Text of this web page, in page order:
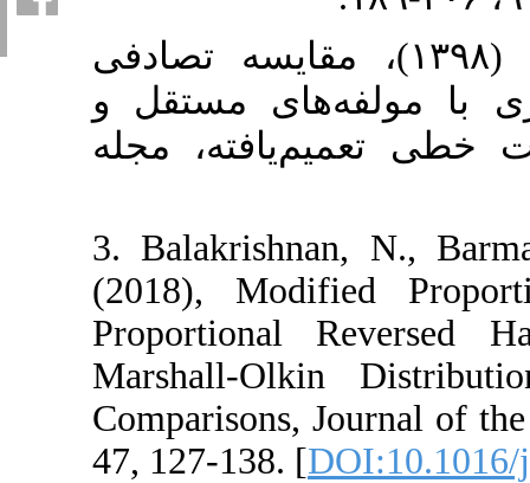
ق. حیدری. (۱۳۹۸)، مقایسه ‌تصادفی
مستقل و
مجله
3.
‎(2018)‎,
Proportional
Marshall-Olkin
Comparisons‎,
‎47, ‎127-138‎. [